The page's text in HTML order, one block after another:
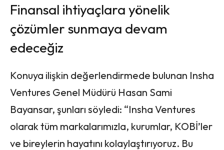
Finansal ihtiyaçlara yönelik
çözümler sunmaya devam
edeceğiz
Konuya ilişkin değerlendirmede bulunan Insha
Ventures Genel Müdürü Hasan Sami
Bayansar, şunları söyledi: “Insha Ventures
olarak tüm markalarımızla, kurumlar, KOBİ’ler
ve bireylerin hayatını kolaylaştırıyoruz. Bu